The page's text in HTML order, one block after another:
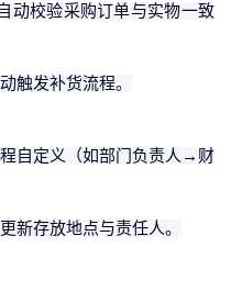
动校验采购订单与实物一致
触发补货流程。
自定义（如部门负责人 →财
新存放地点与责任人。